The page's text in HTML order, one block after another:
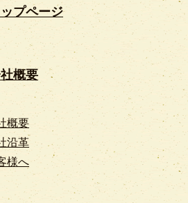
ップページ
概要
概要
沿革
様へ